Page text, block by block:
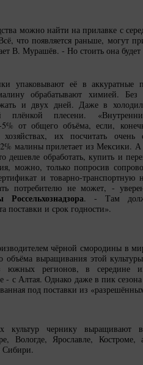
можно найти на прилавке с
что появляется раньше, могут
В. Мурашёв. - Но стоить она
упаковывают её в аккуратные
обрабатывают химией. Без
и двух дней. Даже в
плёнкой плесени.
5% от общего объёма, если,
их посчитать
малины прилетает из Мексики. А
дешевле обработать, купить и
можно, только попросив
и товарно-транспортную
потребителю не может, -
. - Там
поставки и срок годности».
чёрной смородины в
объёма выращивания этой
южных регионов, в середине
- с Алтая. Однако даже в пик сезона
под поставки из
культур чернику выращивают
Вологде, Ярославле,
Сибири.